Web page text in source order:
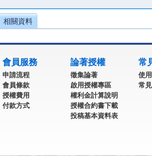
相關資料
會員服務
申請流程
會員條款
授權費用
付款方式
論著授權
徵集論著
啟用授權專區
權利金計算說明
授權合約書下載
投稿基本資料表
常
使
常